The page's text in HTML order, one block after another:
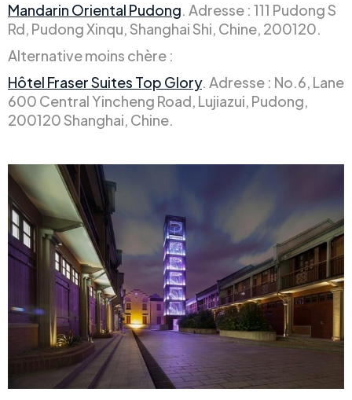
Mandarin Oriental Pudong. Adresse : 111 Pudong S
Rd, Pudong Xinqu, Shanghai Shi, Chine, 200120.
Alternative moins chère :
Hôtel Fraser Suites Top Glory. Adresse : No.6, Lane
600 Central Yincheng Road, Lujiazui, Pudong,
200120 Shanghai, Chine.